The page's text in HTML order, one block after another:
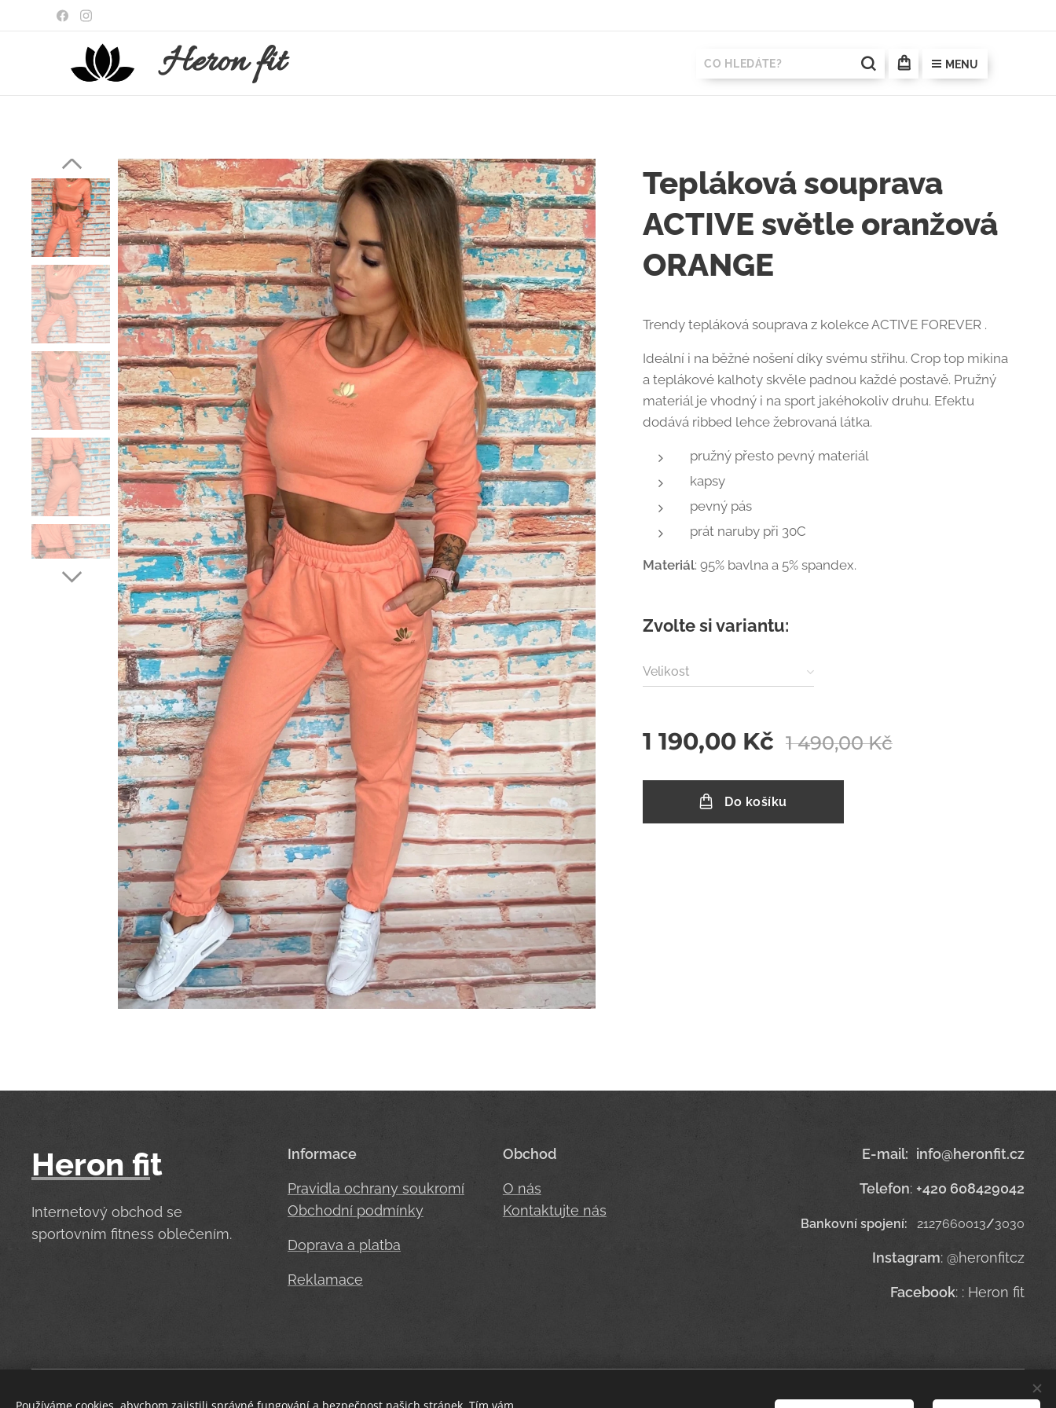
Heronfit MENU
Tepláková souprava
ACTIVE světle oranžová
ORANGE
Trendy tepláková souprava z kolekce ACTIVE FOREVER .
Ideální i na běžné nošení díky svému střihu. Crop top mikina
a teplákové kalhoty skvěle padnou každé postavě. Pružný
materiál je vhodný i na sport jakéhokoliv druhu. Efektu
dodává ribbed lehce žebrovaná látka.
pružný přesto pevný materiál
kapsy
pevný pás
prát naruby při 30C
Materiál: 95% bavlna a 5% spandex.
Zvolte si variantu:
Velikost
1 190,00 Kč 1 490,00Kč
Do košíku
Heron fit
Internetový obchod se
sportovním fitness oblečením.
Informace
Pravidla ochrany soukromí
Obchodní podmínky
Doprava a platba
Reklamace
Obchod
O nás
Kontaktujte nás
E-mail: info@heronfit.cz
Telefon: +420 608429042
Bankovní spojení: 2127660013/3030
Instagram: @heronfitcz
Facebook: : Heron fit